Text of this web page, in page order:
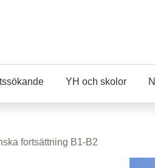
YH och skolor
fortsättning B1-B2